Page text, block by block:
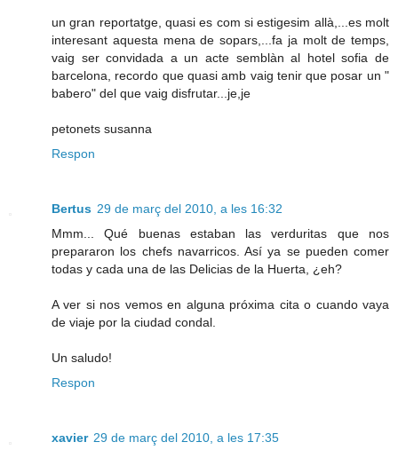
un gran reportatge, quasi es com si estigesim allà,...es molt
interesant aquesta mena de sopars,...fa ja molt de temps,
vaig ser convidada a un acte semblàn al hotel sofia de
barcelona, recordo que quasi amb vaig tenir que posar un "
babero" del que vaig disfrutar...je,je
petonets susanna
Respon
Bertus 29 de març del 2010, a les 16:32
Mmm... Qué buenas estaban las verduritas que nos
prepararon los chefs navarricos. Así ya se pueden comer
todas y cada una de las Delicias de la Huerta, ¿eh?
A ver si nos vemos en alguna próxima cita o cuando vaya
de viaje por la ciudad condal.
Un saludo!
Respon
xavier 29 de març del 2010, a les 17:35